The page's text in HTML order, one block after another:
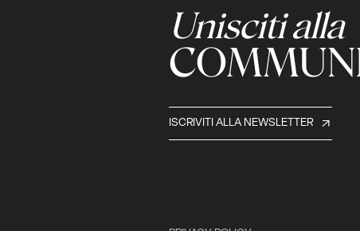
Unisciti alla
ISCRIVITI ALLA NEWSLETTER